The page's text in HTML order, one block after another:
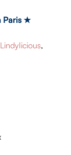
Paris ★
Lindylicious,